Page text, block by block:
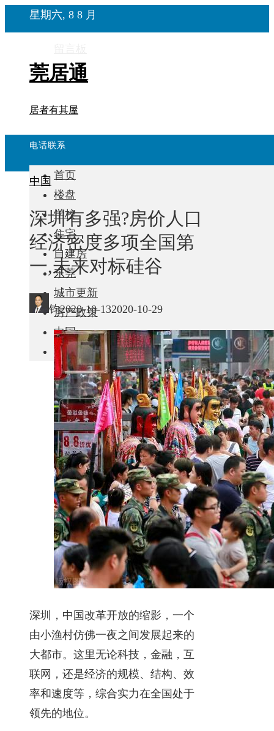
星期六, 8 8 月
莞居通
居者有其屋
电话联系
首页
楼盘
学校
住宅
自建房
东莞
城市更新
房产政策
中国
其他
中国
深圳有多强?房价人口
经济密度多项全国第
一,未来对标硅谷
钧2020-10-132020-10-29
深圳，中国改革开放的缩影，一个
由小渔村仿佛一夜之间发展起来的
大都市。这里无论科技，金融，互
联网，还是经济的规模、结构、效
率和速度等，综合实力在全国处于
领先的地位。